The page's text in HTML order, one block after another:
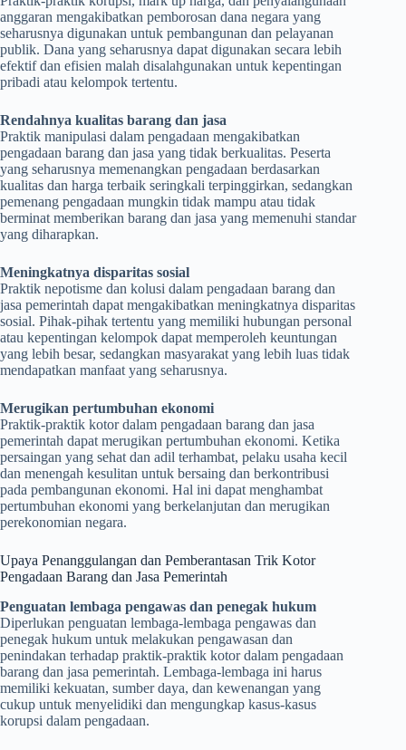
anggaran mengakibatkan pemborosan dana negara yang
seharusnya digunakan untuk pembangunan dan pelayanan
publik. Dana yang seharusnya dapat digunakan secara lebih
efektif dan efisien malah disalahgunakan untuk kepentingan
pribadi atau kelompok tertentu.
Rendahnya kualitas barang dan jasa
Praktik manipulasi dalam pengadaan mengakibatkan
pengadaan barang dan jasa yang tidak berkualitas. Peserta
yang seharusnya memenangkan pengadaan berdasarkan
kualitas dan harga terbaik seringkali terpinggirkan, sedangkan
pemenang pengadaan mungkin tidak mampu atau tidak
berminat memberikan barang dan jasa yang memenuhi standar
yang diharapkan.
Meningkatnya disparitas sosial
Praktik nepotisme dan kolusi dalam pengadaan barang dan
jasa pemerintah dapat mengakibatkan meningkatnya disparitas
sosial. Pihak-pihak tertentu yang memiliki hubungan personal
atau kepentingan kelompok dapat memperoleh keuntungan
yang lebih besar, sedangkan masyarakat yang lebih luas tidak
mendapatkan manfaat yang seharusnya.
Merugikan pertumbuhan ekonomi
Praktik-praktik kotor dalam pengadaan barang dan jasa
pemerintah dapat merugikan pertumbuhan ekonomi. Ketika
persaingan yang sehat dan adil terhambat, pelaku usaha kecil
dan menengah kesulitan untuk bersaing dan berkontribusi
pada pembangunan ekonomi. Hal ini dapat menghambat
pertumbuhan ekonomi yang berkelanjutan dan merugikan
perekonomian negara.
Upaya Penanggulangan dan Pemberantasan Trik Kotor
Pengadaan Barang dan Jasa Pemerintah
Penguatan lembaga pengawas dan penegak hukum
Diperlukan penguatan lembaga-lembaga pengawas dan
penegak hukum untuk melakukan pengawasan dan
penindakan terhadap praktik-praktik kotor dalam pengadaan
barang dan jasa pemerintah. Lembaga-lembaga ini harus
memiliki kekuatan, sumber daya, dan kewenangan yang
cukup untuk menyelidiki dan mengungkap kasus-kasus
korupsi dalam pengadaan.